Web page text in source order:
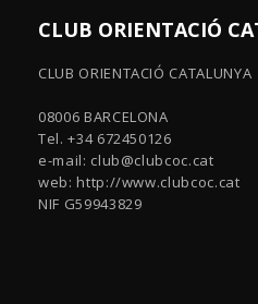
CLUB ORIENTACIÓ
CLUB ORIENTACIÓ CATALUNYA
08006 BARCELONA
Tel. +34 672450126
e-mail: club@clubcoc.cat
web: http://www.clubcoc.cat
NIF G59943829